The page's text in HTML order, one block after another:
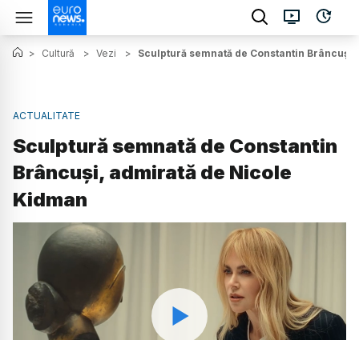
> Cultură > Vezi > Sculptură semnată de Constantin
ACTUALITATE
Sculptură semnată de Constantin
Brâncuși, admirată de Nicole
Kidman